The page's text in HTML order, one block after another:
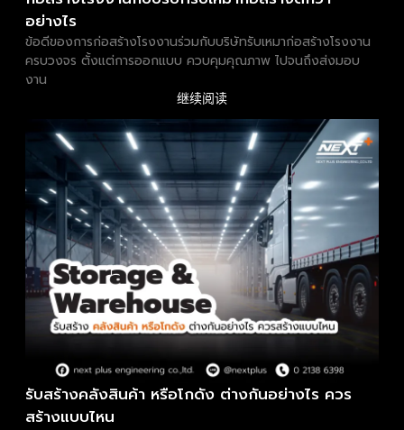
อย่างไร
ข้อดีของการก่อสร้างโรงงานร่วมกับบริษัทรับเหมาก่อสร้างโรงงาน
ครบวงจร ตั้งแต่การออกแบบ ควบคุมคุณภาพ ไปจนถึงส่งมอบ
งาน
继续阅读
รับสร้างคลังสินค้า หรือโกดัง ต่างกันอย่างไร ควร
สร้างแบบไหน